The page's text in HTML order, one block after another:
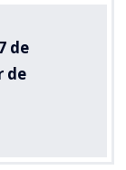
de
de